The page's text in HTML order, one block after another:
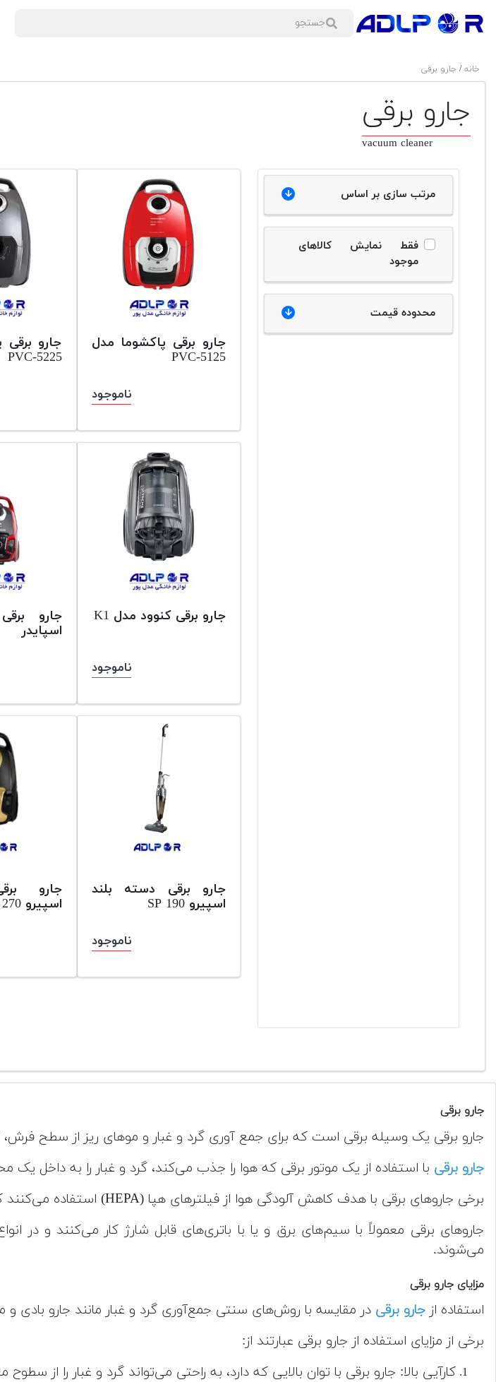
خانه/ جارو برقی
جارو برقی
vacuum cleaner
مرتب سازی بر اساس
فقط نمایش کالاهای
موجود
محدوده قیمت
جارو برقی پاکشوما مدل
PVC-5125
ناموجود
جارو
PVC-5225
جارو برقی کنوود مدل K1
ناموجود
جارو
اسپایدر
جارو برقی دسته بلند
اسپیرو SP 190
ناموجود
جارو
اسپیرو SP 270
جارو برقی
جارو برقی یک وسیله برقی است که برای جمع آوری گرد و غبار و موهای ریز از سطح
جارو برقی با استفاده از یک موتور برقی که هوا را جذب می‌کند، گرد و غبار را به داخل
برخی جاروهای برقی با هدف کاهش آلودگی هوا از فیلترهای هپا (HEPA) استفاده می‌کنند که باعث جذب ذرات ریز و باکتری‌ها می‌شوند.
جاروهای برقی معمولاً با سیم‌های برق و یا با باتری‌های قابل شارژ کار می‌کنند و در
می‌شوند.
مزایای جارو برقی
استفاده از جارو برقی در مقایسه با روش‌های سنتی جمع‌آوری گرد و غبار مانند جارو بادی و
برخی از مزایای استفاده از جارو برقی عبارتند از:
کارآیی بالا: جارو برقی با توان بالایی که دارد، به راحتی می‌تواند گرد و غبار را از